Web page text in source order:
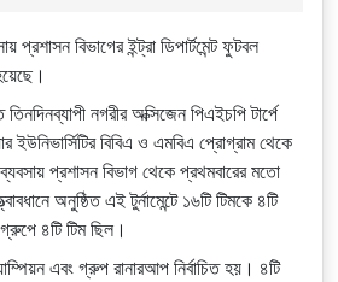
প্রশাসন বিভাগের ইন্ট্রা ডিপার্টমেন্ট ফুটবল
নগরীর অক্সিজেন পিএইচপি টার্পে
ইউনিভার্সিটির বিবিএ ও এমবিএ প্রোগ্রাম থেকে
প্রশাসন বিভাগ থেকে প্রথমবারের মতো
অনুষ্ঠিত এই টুর্নামেন্টে ১৬টি টিমকে ৪টি
৪টি টিম ছিল।
এবং গ্রুপ রানারআপ নির্বাচিত হয়। ৪টি